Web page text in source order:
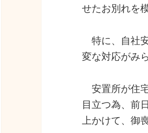
せたお別れを
特に、自社
変な対応がみ
安置所が住
目立つ為、前
上かけて、御